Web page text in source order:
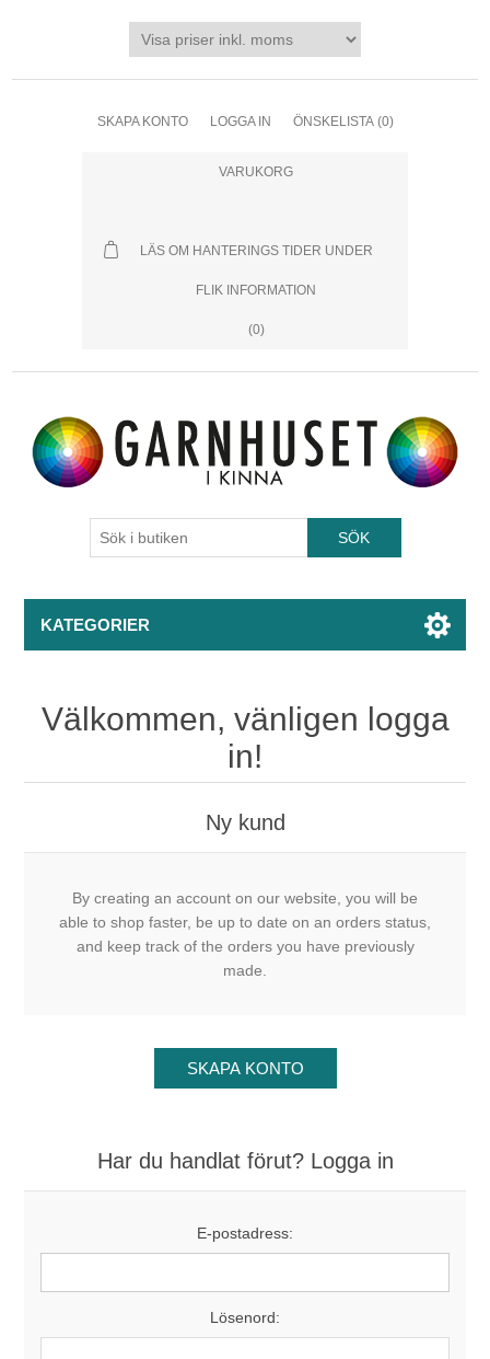
SKAPA KONTO LOGGA IN ÖNSKELISTA (0)
VARUKORG
LÄS OM HANTERINGS TIDER UNDER
FLIK INFORMATION
(0)
KATEGORIER
Välkommen, vänligen logga
in!
Ny kund
By creating an account on our website, you will be
able to shop faster, be up to date on an orders status,
and keep track of the orders you have previously
made.
Har du handlat förut? Logga in
E-postadress:
Lösenord: